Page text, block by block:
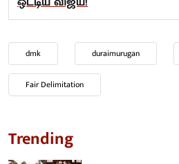
dmk duraimurugan
Fair Delimitation
Trending